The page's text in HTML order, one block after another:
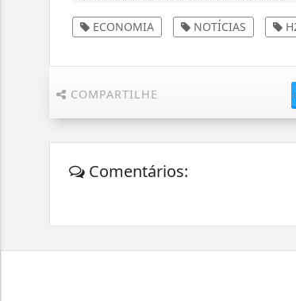
ECONOMIA NOTÍCIAS
COMPARTILHE
Comentários: